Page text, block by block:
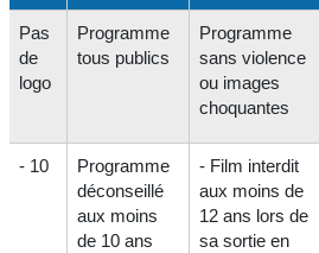
Pas
de
logo
Programme
tous publics
Programme
sans violence
ou images
choquantes
- 10
Programme
déconseillé
aux moins
de 10 ans
- Film interdit
aux moins de
12 ans lors de
sa sortie en